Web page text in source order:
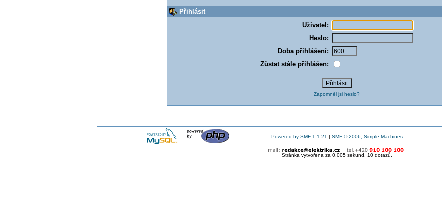
Přihlásit
Uživatel:
Heslo:
Doba přihlášení:
Zůstat stále přihlášen:
Zapomněl jsi heslo?
Powered by SMF 1.1.21 | SMF © 2006, Simple Machines
Stránka vytvořena za 0.005 sekund, 10 dotazů.